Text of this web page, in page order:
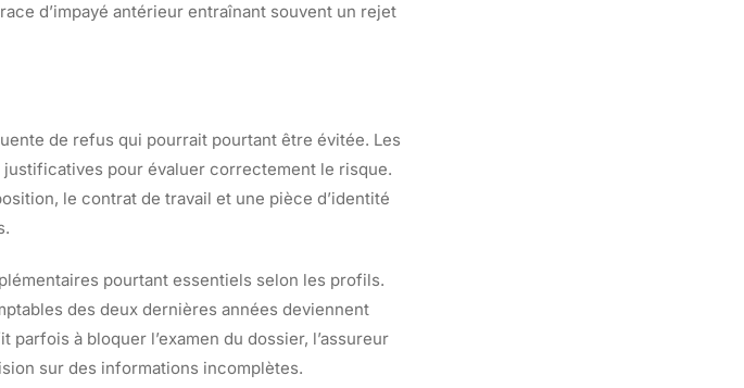
d’impayé antérieur entraînant souvent un rejet
de refus qui pourrait pourtant être évitée. Les
pour évaluer correctement le risque.
le contrat de travail et une pièce d’identité
pourtant essentiels selon les profils.
des deux dernières années deviennent
parfois à bloquer l’examen du dossier, l’assureur
sur des informations incomplètes.